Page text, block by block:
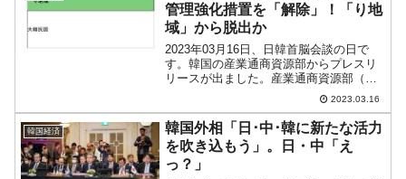
管理強化措置を「解除」！「り地
域」から脱出か
2023年03月16日、日韓首脳会談の日で
す。韓国の産業通商資源部からプレスリ
リースが出ました。産業通商資源部（長
官李昌洋）は、03月06日に日韓輸出規制
懸案の原状回復のための二国間協議方針
を発表した後、03月14日(火)～16日(木)の
3...
2023.03.16
韓国経済
韓国外相「日･中･韓に新たな活力
を吹き込もう」。日・中「え
っ？」